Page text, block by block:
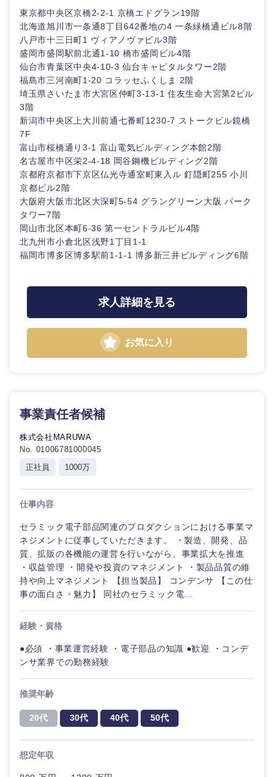
コンサル
タント
専門職
技術職
Webサー
ム
技術職
（モノづ
くり）
金融専門
職
ル
不動産専
門職
その他
金融専門職
メディカル
不動産専門職
建設・施工管理
事務職
その他
IT・通信
WEBサービス
広告・宣伝・印刷
マスメディア
エンターテイメント
法律・特許事務所・監査法人
人材・アウトソーシング
千葉県 東京都
神奈川県
甲信越・北陸
新潟県
石川県 福井県
東海地方
岐阜県
愛知県 三重県
近畿地方
滋賀県
大阪府
奈良県 和歌山県
フルリモート
上
完全週休2日制 社宅・家賃補助有
東京都中央区京橋2-2-1 京橋エドグラン19階
北海道旭川市一条通8丁目642番地の4 一条緑橋通ビル8階
八戸市十三日町1 ヴィアノヴァビル3階
盛岡市盛岡駅前北通1-10 橋市盛岡ビル4階
仙台市青葉区中央4-10-3 仙台キャピタルタワー2階
福島市三河南町1-20 コラッセふくしま 2階
埼玉県さいたま市大宮区仲町3-13-1 住友生命大宮第2ビル
3階
新潟市中央区上大川前通七番町1230-7 ストークビル鏡橋
7F
富山市桜橋通り3-1 富山電気ビルディング本館2階
名古屋市中区栄2-4-18 岡谷鋼機ビルディング2階
京都府京都市下京区仏光寺通室町東入ル 釘隠町255 小川
京都ビル2階
大阪府大阪市北区大深町5-54 グラングリーン大阪 パーク
タワー7階
岡山市北区本町6-36 第一セントラルビル4階
北九州市小倉北区浅野1丁目1-1
福岡市博多区博多駅前1-1-1 博多新三井ビルディング6階
求人詳細を見る
お気に入り
事業責任者候補
株式会社MARUWA
No. 01006781000045
正社員
1000万
仕事内容
セラミック電子部品関連のプロダクションにおける事業マ
ネジメントに従事していただきます。 ・製造、開発、品
質、拡販の各機能の運営を行いながら、事業拡大を推進
・収益管理 ・開発や投資のマネジメント ・製品品質の維
持や向上マネジメント 【担当製品】 コンデンサ 【この仕
事の面白さ・魅力】 同社のセラミック電...
経験・資格
●必須 ・事業運営経験 ・電子部品の知識 ●歓迎 ・コンデ
ンサ業界での勤務経験
推奨年齢
20代 30代 40代 50代
想定年収